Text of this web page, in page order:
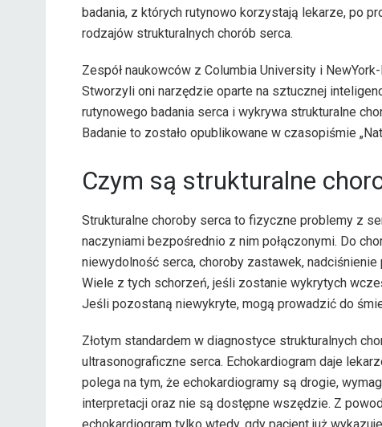
badania, z których rutynowo korzystają lekarze, po
rodzajów strukturalnych chorób serca.
Zespół naukowców z Columbia University i
Stworzyli oni narzędzie oparte na sztucznej
rutynowego badania serca i wykrywa strukturalne
Badanie to zostało opublikowane w czasopiśmie
Czym są strukturalne
Strukturalne choroby serca to fizyczne problemy z
naczyniami bezpośrednio z nim połączonymi. Do
niewydolność serca, choroby zastawek,
Wiele z tych schorzeń, jeśli zostanie wykrytych
Jeśli pozostaną niewykryte, mogą prowadzić do
Złotym standardem w diagnostyce strukturalnych
ultrasonograficzne serca. Echokardiogram daje
polega na tym, że echokardiogramy są drogie,
interpretacji oraz nie są dostępne wszędzie. Z